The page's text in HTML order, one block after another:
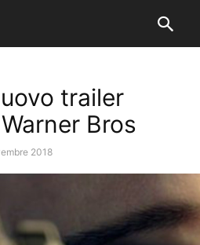
trailer
Bros
2018